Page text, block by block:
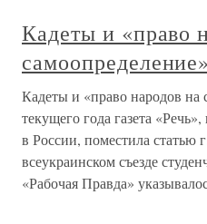
Кадеты и «право
самоопределение»
Кадеты и «право народов на
текущего года газета
в России, поместила
всеукраинском съезде
«Рабочая Правда»